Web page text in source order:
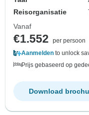
Reisorganisatie
Vanaf
€1.552
per persoon
Aanmelden to unlock
Prijs gebaseerd op
Download